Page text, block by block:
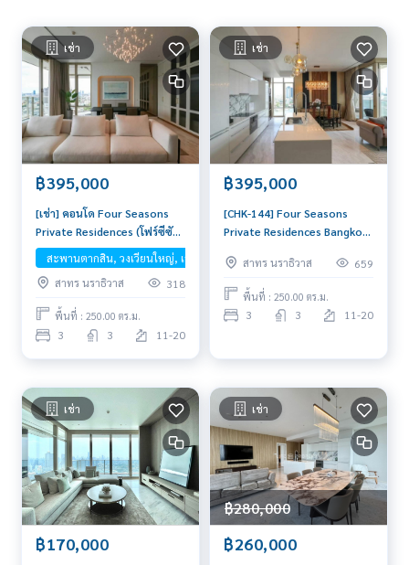
เช่า
฿395,000
[เช่า] คอนโด Four Seasons
Private Residences (โฟร์ซีซัน
ไพรเวท เรสซิเดนซ์) ขนาด 250
ตร.ม. | 3 ห้องนอน 3 ห้องน้ำ |
ห้องนั่งเล่น 2 ห้อง | ชั้น 11–20
วิวแม่น้ำเจ้าพระยาและเมือง
กรุงเทพสุดตระการตา ไม่มีอะไร
บัง เฟอร์ฯพรีเมียม พร้อมเข้าอยู่
สะพานตากสิน, วงเวียนใหญ่, เจริญนคร, ไอคอนสยาม
สาทร นราธิวาส
318
พื้นที่ : 250.00 ตร.ม.
3 3 11-20
เช่า
฿395,000
[CHK-144] Four Seasons
Private Residences Bangkok
เช่าคอนโดหรู ใกล้ BTS สะพาน
ตากสิน ห้องใหญ่สุดพรีเมียม
2ห้องนั่งเล่น พร้อมเข้าอยู่
สาทร นราธิวาส 659
พื้นที่ : 250.00 ตร.ม.
3 3 11-20
เช่า
฿170,000
เช่า
฿280,000
฿260,000